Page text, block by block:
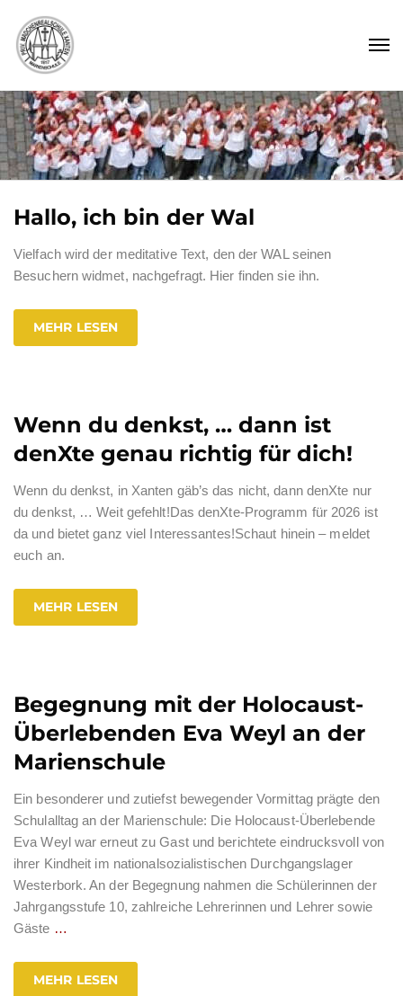
Hallo, ich bin der Wal
Vielfach wird der meditative Text, den der WAL seinen
Besuchern widmet, nachgefragt. Hier finden sie ihn.
MEHR LESEN
Wenn du denkst, … dann ist
denXte genau richtig für dich!
Wenn du denkst, in Xanten gäb’s das nicht, dann denXte nur
du denkst, … Weit gefehlt!Das denXte-Programm für 2026 ist
da und bietet ganz viel Interessantes!Schaut hinein – meldet
euch an.
MEHR LESEN
Begegnung mit der Holocaust-
Überlebenden Eva Weyl an der
Marienschule
Ein besonderer und zutiefst bewegender Vormittag prägte den
Schulalltag an der Marienschule: Die Holocaust-Überlebende
Eva Weyl war erneut zu Gast und berichtete eindrucksvoll von
ihrer Kindheit im nationalsozialistischen Durchgangslager
Westerbork. An der Begegnung nahmen die Schülerinnen der
Jahrgangsstufe 10, zahlreiche Lehrerinnen und Lehrer sowie
Gäste …
MEHR LESEN